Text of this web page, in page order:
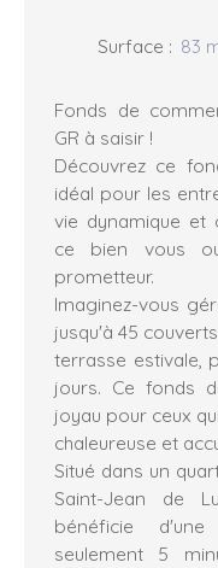
Surface : 83
Fonds de
GR à saisir !
Découvrez ce
idéal pour les
vie dynamique et
ce bien vous
prometteur.
Imaginez-vous
jusqu'à 45
terrasse estivale,
jours. Ce fonds
joyau pour ceux
chaleureuse et
Situé dans un
Saint-Jean de
bénéficie
seulement 5